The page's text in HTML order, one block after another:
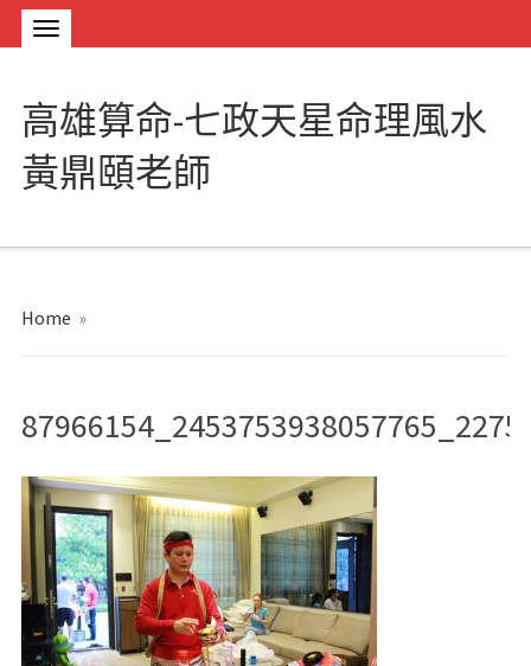
高雄算命-七政天星命理風水
黃鼎頤老師
Home »